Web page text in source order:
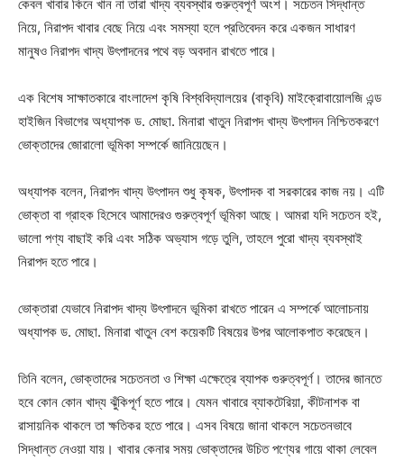
কেবল খাবার কিনে খান না তারা খাদ্য ব্যবস্থার গুরুত্বপূর্ণ অংশ। সচেতন সিদ্ধান্ত
নিয়ে, নিরাপদ খাবার বেছে নিয়ে এবং সমস্যা হলে প্রতিবেদন করে একজন সাধারণ
মানুষও নিরাপদ খাদ্য উৎপাদনের পথে বড় অবদান রাখতে পারে।
এক বিশেষ সাক্ষাতকারে বাংলাদেশ কৃষি বিশ্ববিদ্যালয়ের (বাকৃবি) মাইক্রোবায়োলজি এন্ড
হাইজিন বিভাগের অধ্যাপক ড. মোছা. মিনারা খাতুন নিরাপদ খাদ্য উৎপাদন নিশ্চিতকরণে
ভোক্তাদের জোরালো ভূমিকা সম্পর্কে জানিয়েছেন।
অধ্যাপক বলেন, নিরাপদ খাদ্য উৎপাদন শুধু কৃষক, উৎপাদক বা সরকারের কাজ নয়। এটি
ভোক্তা বা গ্রাহক হিসেবে আমাদেরও গুরুত্বপূর্ণ ভূমিকা আছে। আমরা যদি সচেতন হই,
ভালো পণ্য বাছাই করি এবং সঠিক অভ্যাস গড়ে তুলি, তাহলে পুরো খাদ্য ব্যবস্থাই
নিরাপদ হতে পারে।
ভোক্তারা যেভাবে নিরাপদ খাদ্য উৎপাদনে ভূমিকা রাখতে পারেন এ সম্পর্কে আলোচনায়
অধ্যাপক ড. মোছা. মিনারা খাতুন বেশ কয়েকটি বিষয়ের উপর আলোকপাত করেছেন।
তিনি বলেন, ভোক্তাদের সচেতনতা ও শিক্ষা এক্ষেত্রে ব্যাপক গুরুত্বপূর্ণ। তাদের জানতে
হবে কোন কোন খাদ্য ঝুঁকিপূর্ণ হতে পারে। যেমন খাবারে ব্যাকটেরিয়া, কীটনাশক বা
রাসায়নিক থাকলে তা ক্ষতিকর হতে পারে। এসব বিষয়ে জানা থাকলে সচেতনভাবে
সিদ্ধান্ত নেওয়া যায়। খাবার কেনার সময় ভোক্তাদের উচিত পণ্যের গায়ে থাকা লেবেল